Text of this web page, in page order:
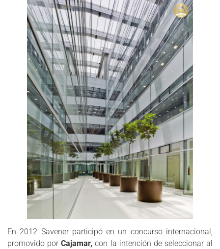
En 2012 Savener participó en un concurso internacional,
promovido porCajamar, con la intención de seleccionar al